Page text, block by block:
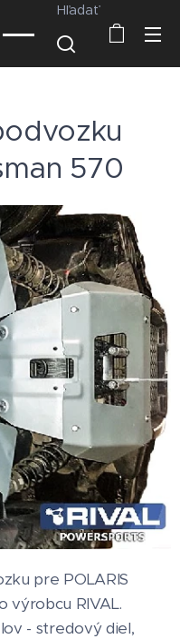
Hľadať
570
pre POLARIS
výrobcu RIVAL.
- stredový diel,